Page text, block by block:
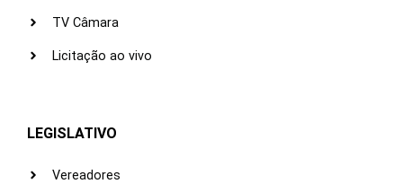
TV Câmara
Licitação ao vivo
LEGISLATIVO
Vereadores